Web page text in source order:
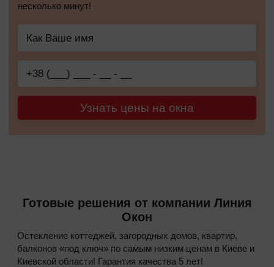
несколько минут!
Узнать цены на окна
Готовые решения от компании Линия
Окон
Остекление коттеджей, загородных домов, квартир,
балконов «под ключ» по самым низким ценам в Киеве и
Киевской области! Гарантия качества 5 лет!